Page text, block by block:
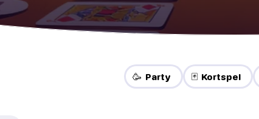
🥳 Party 🃏 Kortspel